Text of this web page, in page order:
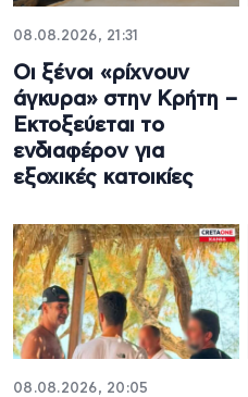
08.08.2026, 21:31
Οι ξένοι «ρίχνουν
άγκυρα» στην Κρήτη –
Εκτοξεύεται το
ενδιαφέρον για
εξοχικές κατοικίες
08.08.2026, 20:05